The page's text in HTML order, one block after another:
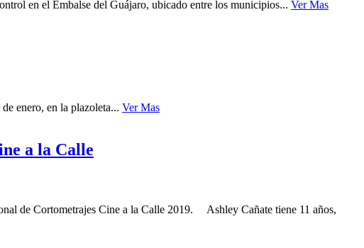
en el Embalse del Guájaro, ubicado entre los municipios... Ver Mas
enero, en la plazoleta... Ver Mas
a la Calle
de Cortometrajes Cine a la Calle 2019. Ashley Cañate tiene 11 años,